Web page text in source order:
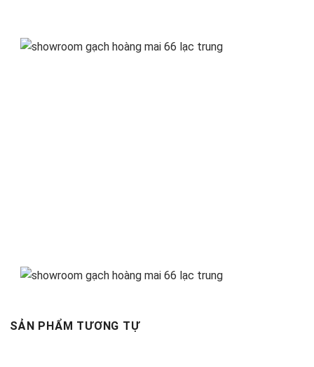
SẢN PHẨM TƯƠNG TỰ